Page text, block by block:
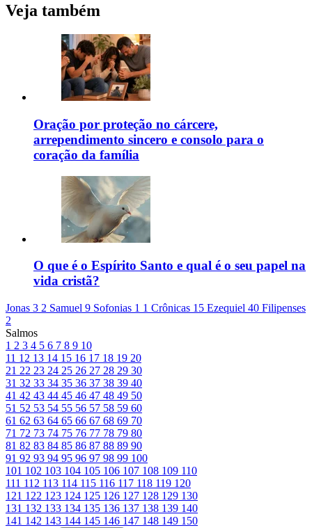
Veja também
Oração por proteção no cárcere,
arrependimento sincero e consolo para o
coração da família
O que é o Espírito Santo e qual é o seu papel na
vida cristã?
Jonas 3 2 Samuel 9 Sofonias 1 1 Crônicas 15 Ezequiel 40 Filipenses
2
Salmos
1 2 3 4 5 6 7 8 9 10
11 12 13 14 15 16 17 18 19 20
21 22 23 24 25 26 27 28 29 30
31 32 33 34 35 36 37 38 39 40
41 42 43 44 45 46 47 48 49 50
51 52 53 54 55 56 57 58 59 60
61 62 63 64 65 66 67 68 69 70
71 72 73 74 75 76 77 78 79 80
81 82 83 84 85 86 87 88 89 90
91 92 93 94 95 96 97 98 99 100
101 102 103 104 105 106 107 108 109 110
111 112 113 114 115 116 117 118 119 120
121 122 123 124 125 126 127 128 129 130
131 132 133 134 135 136 137 138 139 140
141 142 143 144 145 146 147 148 149 150